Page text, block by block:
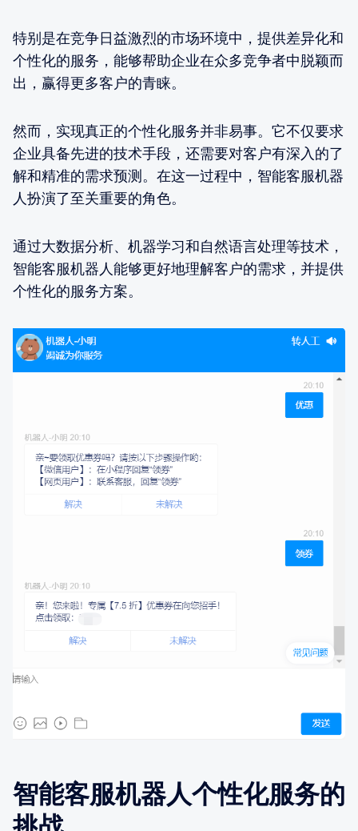
特别是在竞争日益激烈的市场环境中，提供差异化和
个性化的服务，能够帮助企业在众多竞争者中脱颖而
出，赢得更多客户的青睐。
然而，实现真正的个性化服务并非易事。它不仅要求
企业具备先进的技术手段，还需要对客户有深入的了
解和精准的需求预测。在这一过程中，智能客服机器
人扮演了至关重要的角色。
通过大数据分析、机器学习和自然语言处理等技术，
智能客服机器人能够更好地理解客户的需求，并提供
个性化的服务方案。
智能客服机器人个性化服务的